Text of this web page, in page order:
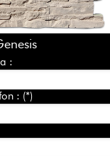
:
: (*)